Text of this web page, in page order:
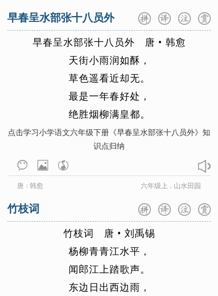
早春呈水部张十八员外
早春呈水部张十八 员外 唐 • 韩愈
天街小雨润如酥 ，
草色遥看近却无。
最是一年春好处 ，
绝胜烟柳满皇都。
点击学习小学语文六年级下册《早春呈水部张十八员外》知
识点归纳
唐 ： 韩愈 六年级上 ， 山水田园
竹枝词
竹枝词 唐 • 刘禹锡
杨柳青青江水平 ，
闻郎江上踏歌声。
东边 日出西边雨 ，